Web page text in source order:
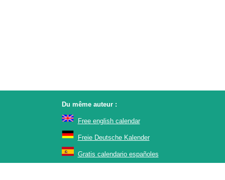
Du même auteur :
Free english calendar
Freie Deutsche Kalender
Gratis calendario españoles